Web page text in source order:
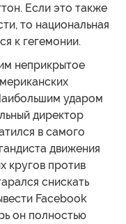
Если это также
то национальная
к гегемонии.
неприкрытое
ударом
директор
в самого
движения
кругов против
снискать
Facebook
он полностью